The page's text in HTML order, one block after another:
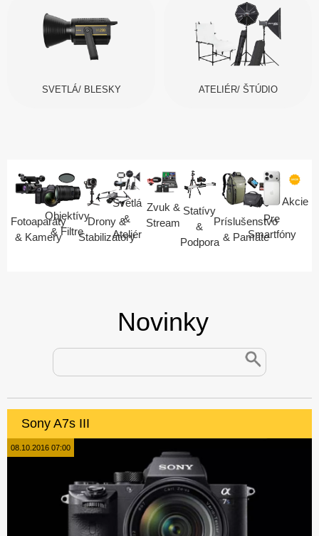
SVETLÁ/ BLESKY ATELIÉR/ ŠTÚDIO
Fotoaparáty
& Kamery
Objektívy
& Filtre
Drony &
Stabilizátory
Svetlá
&
Ateliér
Zvuk &
Stream
Statívy
&
Podpora
Príslušenstvo
& Pamäte
Pre
Smartfóny
Akcie
Novinky
Sony A7s III
08.10.2016 07:00